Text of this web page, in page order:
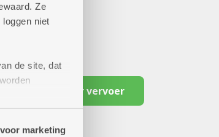
Ze
niet
de site, dat
gegevens
marketing
Reserveer vervoer